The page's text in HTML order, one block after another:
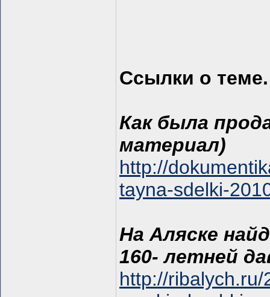
Ссылки о теме.
Как была
материал)
http://
tayna-sdelki-
На Аляске
160- летней
http://